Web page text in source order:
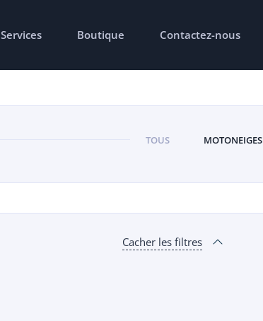
Services Boutique Contactez-nous
TOUS MOTONEIGES
Cacher les filtres